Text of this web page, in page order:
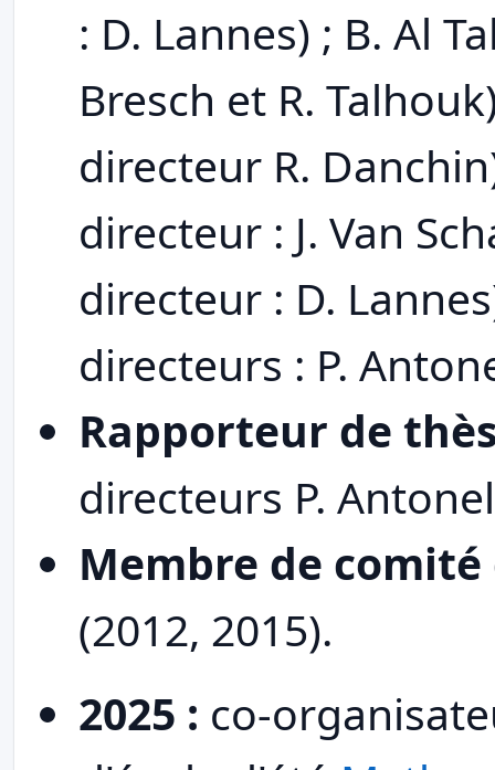
: D. Lannes) ; B. Al
Bresch et R.
directeur R.
directeur : J. Van
directeur : D.
directeurs : P.
Rapporteur de
directeurs P.
Membre de
(2012, 2015).
2025 : co-